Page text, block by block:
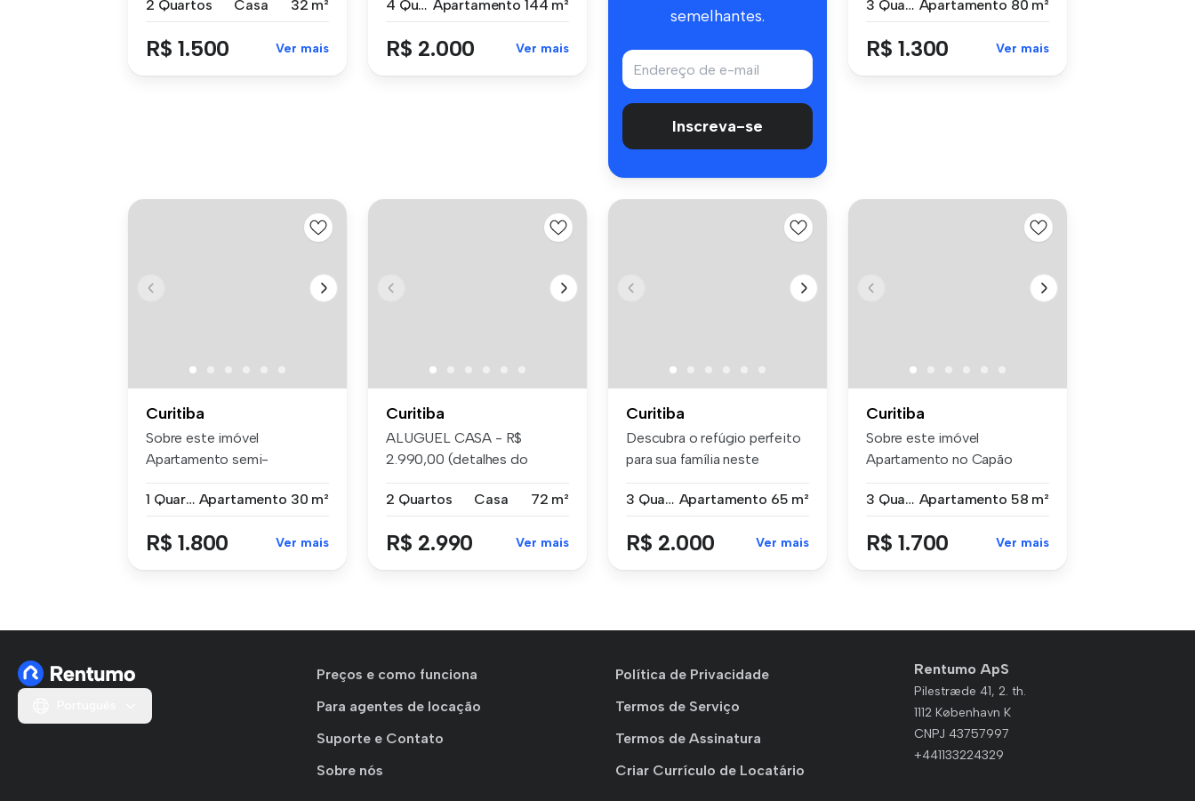
2 Quartos
Casa 32 m²
R$ 1.500 Ver mais
4 Quartos Apartamento 144 m²
R$ 2.000 Ver mais
semelhantes.
Inscreva-se
3 Quartos Apartamento 80 m²
R$ 1.300 Ver mais
Curitiba
Sobre este imóvel
Apartamento semi-
1 Quarto Apartamento 30 m²
R$ 1.800 Ver mais
Curitiba
ALUGUEL CASA - R$
2.990,00 (detalhes do
2 Quartos
Casa 72 m²
R$ 2.990 Ver mais
Curitiba
Descubra o refúgio perfeito
para sua família neste
3 Quartos Apartamento 65 m²
R$ 2.000 Ver mais
Curitiba
Sobre este imóvel
Apartamento no Capão
3 Quartos Apartamento 58 m²
R$ 1.700 Ver mais
Preços e como funciona
Para agentes de locação
Suporte e Contato
Sobre nós
Política de Privacidade
Termos de Serviço
Termos de Assinatura
Criar Currículo de Locatário
Rentumo ApS
Pilestræde 41, 2. th.
1112 København K
CNPJ 43757997
+441133224329